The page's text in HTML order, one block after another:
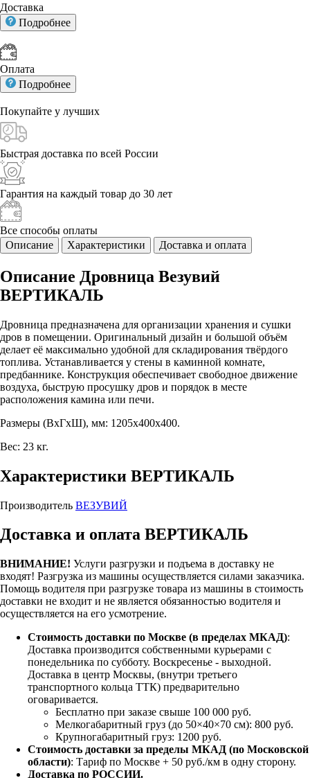
Доставка
Подробнее
Оплата
Подробнее
Покупайте у лучших
Быстрая доставка по всей России
Гарантия на каждый товар до 30 лет
Все способы оплаты
Описание
Характеристики Доставка и оплата
Описание Дровница Везувий
ВЕРТИКАЛЬ
Дровница предназначена для организации хранения и сушки
дров в помещении. Оригинальный дизайн и большой объём
делает её максимально удобной для складирования твёрдого
топлива. Устанавливается у стены в каминной комнате,
предбаннике. Конструкция обеспечивает свободное движение
воздуха, быструю просушку дров и порядок в месте
расположения камина или печи.
Размеры (ВхГхШ), мм: 1205х400х400.
Вес: 23 кг.
Характеристики ВЕРТИКАЛЬ
Производитель ВЕЗУВИЙ
Доставка и оплата ВЕРТИКАЛЬ
ВНИМАНИЕ! Услуги разгрузки и подъема в доставку не
входят! Разгрузка из машины осуществляется силами заказчика.
Помощь водителя при разгрузке товара из машины в стоимость
доставки не входит и не является обязанностью водителя и
осуществляется на его усмотрение.
Стоимость доставки по Москве (в пределах МКАД):
Доставка производится собственными курьерами с
понедельника по субботу. Воскресенье - выходной.
Доставка в центр Москвы, (внутри третьего
транспортного кольца ТТК) предварительно
оговаривается.
Бесплатно при заказе свыше 100 000 руб.
Мелкогабаритный груз (до 50×40×70 см): 800 руб.
Крупногабаритный груз: 1200 руб.
Стоимость доставки за пределы МКАД (по Московской
области): Тариф по Москве + 50 руб./км в одну сторону.
Доставка по РОССИИ.